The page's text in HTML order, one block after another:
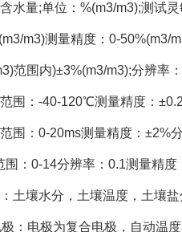
量;单位：%(m3/m3);测试灵
m3)测量精度：0-50%(m3/
围内)±3%(m3/m3);分辨率
：-40-120℃测量精度：
：0-20ms测量精度：±2%
0-14分辨率：0.1测量精度
壤水分，土壤温度，土壤盐
电极为复合电极，自动温度